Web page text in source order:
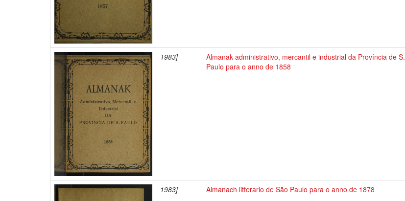
1983]
Almanak administrativo, mercantil e industrial da Província de S.
Paulo para o anno de 1858
1983] Almanach litterario de São Paulo para o anno de 1878